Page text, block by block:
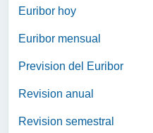
Euribor hoy
Euribor mensual
Prevision del Euribor
Revision anual
Revision semestral